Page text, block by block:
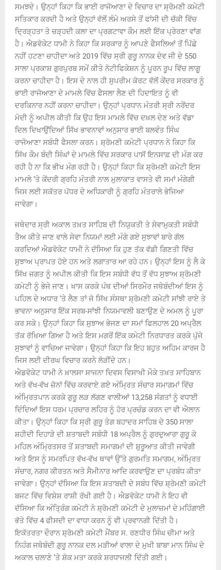
ਸਮਝਦੇ। ਉਨ੍ਹਾਂ ਕਿਹਾ ਕਿ ਭਾਈ ਰਾਜੋਆਣਾ ਦੇ ਵਿਚਾਰ ਦਾ ਸ਼੍ਰੋਮਣੀ ਕਮੇਟੀ
ਸਤਿਕਾਰ ਕਰਦੀ ਹੈ ਅਤੇ ਉਨ੍ਹਾਂ ਵੱਲੋਂ ਲੰਮੇ ਅਰਸੇ ਤੋਂ ਫਾਂਸੀ ਦੀ ਚੱਕੀ ਵਿੱਚ
ਦ੍ਰਿੜ੍ਹਤਾ ਤੇ ਚੜ੍ਹਦੀ ਕਲਾ ਦਾ ਪ੍ਰਗਟਾਵਾ ਕੌਮ ਲਈ ਇੱਕ ਪ੍ਰੇਰਣਾ ਵਾਂਗ
ਹੈ। ਐਡਵੋਕੇਟ ਧਾਮੀ ਨੇ ਕਿਹਾ ਕਿ ਸਰਕਾਰ ਨੂੰ ਆਪਣੇ ਫੈਸਲਿਆਂ ਤੋਂ ਪਿੱਛੇ
ਨਹੀਂ ਹਟਣਾ ਚਾਹੀਦਾ ਅਤੇ 2019 ਵਿੱਚ ਸ੍ਰੀ ਗੁਰੂ ਨਾਨਕ ਦੇਵ ਜੀ ਦੇ 550
ਸਾਲਾ ਪ੍ਰਕਾਸ਼ ਗੁਰਪੁਰਬ ਸਮੇਂ ਕੀਤੇ ਨੋਟੀਫਿਕੇਸ਼ਨ ਨੂੰ ਪੂਰਨ ਰੂਪ ਵਿੱਚ ਲਾਗੂ
ਕਰਨਾ ਚਾਹੀਦਾ ਹੈ। ਇਸ ਦੇ ਨਾਲ ਹੀ ਸੁਪਰੀਮ ਕੋਰਟ ਵੱਲੋਂ ਕੇਂਦਰ ਸਰਕਾਰ ਨੂੰ
ਭਾਈ ਰਾਜੋਆਣਾ ਦੇ ਮਾਮਲੇ ਵਿੱਚ ਫੈਸਲਾ ਲੈਣ ਦੀ ਹਿਦਾਇਤ ਨੂੰ ਵੀ
ਦਰਕਿਨਾਰ ਨਹੀਂ ਕਰਨਾ ਚਾਹੀਦਾ। ਉਨ੍ਹਾਂ ਪ੍ਰਧਾਨ ਮੰਤਰੀ ਸ੍ਰੀ ਨਰੇਂਦਰ
ਮੋਦੀ ਨੂੰ ਅਪੀਲ ਕੀਤੀ ਕਿ ਉਹ ਇਸ ਮਾਮਲੇ ਵਿੱਚ ਦਖ਼ਲ ਦੇਣ ਅਤੇ ਵੱਡਾ
ਦਿਲ ਦਿਖਾਉਂਦਿਆਂ ਸਿੱਖ ਭਾਵਨਾਵਾਂ ਅਨੁਸਾਰ ਭਾਈ ਬਲਵੰਤ ਸਿੰਘ
ਰਾਜੋਆਣਾ ਸਬੰਧੀ ਫੈਸਲਾ ਕਰਨ। ਸ਼੍ਰੋਮਣੀ ਕਮੇਟੀ ਪ੍ਰਧਾਨ ਨੇ ਕਿਹਾ ਕਿ
ਸਿੱਖ ਕੌਮ ਬੰਦੀ ਸਿੰਘਾਂ ਦੇ ਮਾਮਲੇ ਵਿੱਚ ਸਰਕਾਰ ਪਾਸੋਂ ਇਨਸਾਫ਼ ਦੀ ਮੰਗ ਕਰ
ਰਹੀ ਹੈ ਨਾ ਕਿ ਭੀਖ ਮੰਗ ਰਹੀ ਹੈ। ਉਨ੍ਹਾਂ ਕਿਹਾ ਕਿ ਸ਼੍ਰੋਮਣੀ ਕਮੇਟੀ ਇਸ
ਮਾਮਲੇ ’ਤੇ ਕੇਂਦਰੀ ਗ੍ਰਹਿ ਮੰਤਰੀ ਨਾਲ ਮੁਲਾਕਾਤ ਵਾਸਤੇ ਵੀ ਸਮਾਂ ਮੰਗੇਗੀ
ਜਿਸ ਲਈ ਸਕੱਤਰ ਪੱਧਰ ਦੇ ਅਧਿਕਾਰੀ ਨੂੰ ਗ੍ਰਹਿ ਮੰਤਰਾਲੇ ਭੇਜਿਆ
ਜਾਵੇਗਾ।
ਜਥੇਦਾਰ ਸ੍ਰੀ ਅਕਾਲ ਤਖ਼ਤ ਸਾਹਿਬ ਦੀ ਨਿਯੁਕਤੀ ਤੇ ਸੇਵਾਮੁਕਤੀ ਸਬੰਧੀ
ਤੈਅ ਕੀਤੇ ਜਾਣ ਵਾਲੇ ਸੇਵਾ ਨਿਯਮਾਂ ਲਈ ਮੰਗੇ ਗਏ ਸੁਝਾਵਾਂ ਬਾਰੇ ਗੱਲ
ਕਰਦਿਆਂ ਐਡਵੋਕੇਟ ਧਾਮੀ ਨੇ ਦੱਸਿਆ ਕਿ ਹੁਣ ਤੱਕ ਵੱਡੀ ਗਿਣਤੀ ਵਿੱਚ
ਸੁਝਾਅ ਪ੍ਰਾਪਤ ਹੋਏ ਹਨ ਅਤੇ ਲਗਾਤਾਰ ਆ ਰਹੇ ਹਨ। ਉਨ੍ਹਾਂ ਇਸ ਨੂੰ ਲੈ ਕੇ
ਸਿੱਖ ਜਗਤ ਨੂੰ ਅਪੀਲ ਕੀਤੀ ਕਿ ਇਸ ਸਬੰਧੀ ਵੱਧ ਤੋਂ ਵੱਧ ਸੁਝਾਅ ਸ਼੍ਰੋਮਣੀ
ਕਮੇਟੀ ਨੂੰ ਭੇਜੇ ਜਾਣ। ਖਾਸ ਕਰਕੇ ਪੰਥ ਦੀਆਂ ਸਿਰਮੌਰ ਜਥੇਬੰਦੀਆਂ ਇਸ ਨੂੰ
ਪਹਿਲ ਦੇ ਅਧਾਰ ’ਤੇ ਲੈਣ ਤਾਂ ਜੋ ਸਿੱਖ ਸੰਸਥਾ ਸ਼੍ਰੋਮਣੀ ਕਮੇਟੀ ਸਾਂਝੀ ਰਾਏ ਤੇ
ਭਾਵਨਾ ਅਨੁਸਾਰ ਇੱਕ ਸਰਬ-ਸਾਂਝੀ ਨਿਯਮਾਵਲੀ ਬਣਾਉਣ ਦੇ ਅਮਲ ਨੂੰ ਪੂਰਾ
ਕਰ ਸਕੇ। ਉਨ੍ਹਾਂ ਕਿਹਾ ਕਿ ਸੁਝਾਅ ਭੇਜਣ ਦਾ ਸਮਾਂ ਫਿਲਹਾਲ 20 ਅਪ੍ਰੈਲ
ਤੱਕ ਰੱਖਿਆ ਗਿਆ ਹੈ ਅਤੇ ਇਸ ਮਗਰੋਂ ਇੱਕ ਕਮੇਟੀ ਨਿਰਧਾਰਤ ਕਰਕੇ ਪੁੱਜੇ
ਸੁਝਾਵਾਂ ਨੂੰ ਵਾਚਿਆ ਜਾਵੇਗਾ। ਉਨ੍ਹਾਂ ਕਿਹਾ ਕਿ ਇਹ ਬਹੁਤ ਅਹਿਮ ਕਾਰਜ ਹੈ
ਜਿਸ ਲਈ ਦੀਰਘ ਵਿਚਾਰ ਕਰਨੇ ਲੋੜੀਂਦੇ ਹਨ।
ਐਡਵੋਕੇਟ ਧਾਮੀ ਨੇ ਖ਼ਾਲਸਾ ਸਾਜਨਾ ਦਿਵਸ ਵਿਸਾਖੀ ਮੌਕੇ ਤਖ਼ਤ ਸਾਹਿਬਾਨ
ਅਤੇ ਵੱਖ-ਵੱਖ ਜ਼ੋਨਾਂ ਵਿੱਚ ਕਰਵਾਏ ਗਏ ਅੰਮ੍ਰਿਤ ਸੰਚਾਰ ਸਮਾਗਮਾਂ ਵਿੱਚ
ਅੰਮ੍ਰਿਤਪਾਨ ਕਰਕੇ ਗੁਰੂ ਲੜ ਲੱਗਣ ਵਾਲੀਆਂ 13,258 ਸੰਗਤਾਂ ਨੂੰ ਵਧਾਈ
ਦਿੰਦਿਆਂ ਇਸ ਧਰਮ ਪ੍ਰਚਾਰ ਲਹਿਰ ਨੂੰ ਹੋਰ ਪ੍ਰਚੰਡ ਕਰਨ ਦਾ ਵੀ ਐਲਾਨ
ਕੀਤਾ। ਉਨ੍ਹਾਂ ਕਿਹਾ ਕਿ ਸ੍ਰੀ ਗੁਰੂ ਤੇਗ ਬਹਾਦਰ ਸਾਹਿਬ ਦੇ 350 ਸਾਲਾ
ਸ਼ਹੀਦੀ ਦਿਹਾੜੇ ਦੀ ਸ਼ਤਾਬਦੀ ਸਬੰਧੀ 18 ਅਪ੍ਰੈਲ ਨੂੰ ਗੁਰਦੁਆਰਾ ਗੁਰੂ ਕੇ
ਮਹਿਲ ਅੰਮ੍ਰਿਤਸਰ ਤੋਂ ਸ਼ਤਾਬਦੀ ਸਮਾਗਮਾਂ ਦੀ ਸ਼ੁਰੂਆਤ ਕੀਤੀ ਜਾਵੇਗੀ
ਅਤੇ ਇਸ ਨੂੰ ਸਮਰਪਿਤ ਵੱਖ-ਵੱਖ ਥਾਵਾਂ ਉੱਤੇ ਗੁਰਮਤਿ ਸਮਾਗਮ, ਅੰਮ੍ਰਿਤ
ਸੰਚਾਰ, ਨਗਰ ਕੀਰਤਨ ਅਤੇ ਸੈਮੀਨਾਰ ਆਦਿ ਕਰਵਾਉਣ ਦਾ ਪ੍ਰਬੰਧ ਕੀਤਾ
ਜਾਵੇਗਾ। ਉਨ੍ਹਾਂ ਦੱਸਿਆ ਕਿ ਇਸ ਸ਼ਤਾਬਦੀ ਦੇ ਸਬੰਧ ਵਿੱਚ ਸ਼੍ਰੋਮਣੀ ਕਮੇਟੀ
ਬਜਟ ਵਿੱਚ ਵਿਸ਼ੇਸ਼ ਰਾਸ਼ੀ ਰੱਖੀ ਗਈ ਹੈ। ਐਡਵੋਕੇਟ ਧਾਮੀ ਨੇ ਇਹ ਵੀ
ਦੱਸਿਆ ਕਿ ਅੰਤ੍ਰਿੰਗ ਕਮੇਟੀ ਨੇ ਸ਼੍ਰੋਮਣੀ ਕਮੇਟੀ ਦੇ ਮੁਲਾਜ਼ਮਾਂ ਦੇ ਮਹਿੰਗਾਈ
ਭੱਤੇ ਵਿੱਚ 4 ਫੀਸਦੀ ਦਾ ਵਾਧਾ ਕਰਨ ਨੂੰ ਵੀ ਪ੍ਰਵਾਨਗੀ ਦਿੱਤੀ ਹੈ।
ਇਕੱਤਰਤਾ ਦੌਰਾਨ ਸ਼੍ਰੋਮਣੀ ਕਮੇਟੀ ਮੈਂਬਰ ਸ. ਰਣਧੀਰ ਸਿੰਘ ਚੀਮਾ ਅਤੇ
ਨਿਹੰਗ ਜਥੇਬੰਦੀ ਗੁਰੂ ਨਾਨਕ ਦਲ ਮੜੀਆਂ ਵਾਲਾ ਦੇ ਮੁਖੀ ਬਾਬਾ ਮਾਨ ਸਿੰਘ ਦੇ
ਅਕਾਲ ਚਲਾਣੇ ’ਤੇ ਸ਼ੋਕ ਮਤਾ ਕਰਕੇ ਸ਼ਰਧਾਜਲੀ ਦਿੱਤੀ ਗਈ।